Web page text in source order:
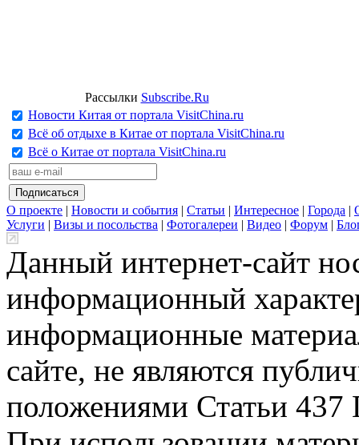
Рассылки Subscribe.Ru
Новости Китая от портала VisitChina.ru
Всё об отдыхе в Китае от портала VisitChina.ru
Всё о Китае от портала VisitChina.ru
О проекте | Новости и события | Статьи | Интересное | Города |
Услуги | Визы и посольства | Фотогалереи | Видео | Форум |
Данный интернет-сайт
информационный
информационные
сайте, не являются
положениями Статьи 437